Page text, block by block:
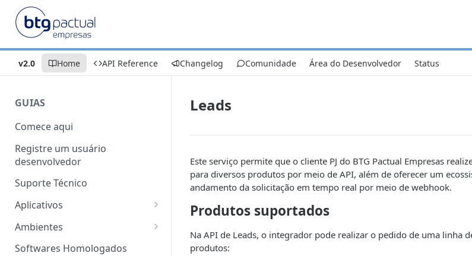
v2.0 Home API Reference Changelog Comunidade Área do Desenvolvedor Status
GUIAS
Comece aqui
Registre um usuário
desenvolvedor
Suporte Técnico
Aplicativos
Características
Modelos de Aplicativo
Ambientes
Sandbox
Softwares Homologados
Leads
Este serviço permite que o cliente PJ do BTG Pactual Empresas
para diversos produtos por meio de API, além de oferecer um
andamento da solicitação em tempo real por meio de webhook.
Produtos suportados
Na API de Leads, o integrador pode realizar o pedido de uma linha
produtos: